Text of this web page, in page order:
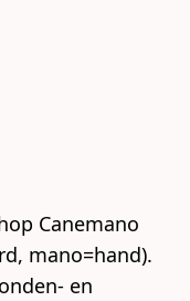
Canemano
mano=hand).
en